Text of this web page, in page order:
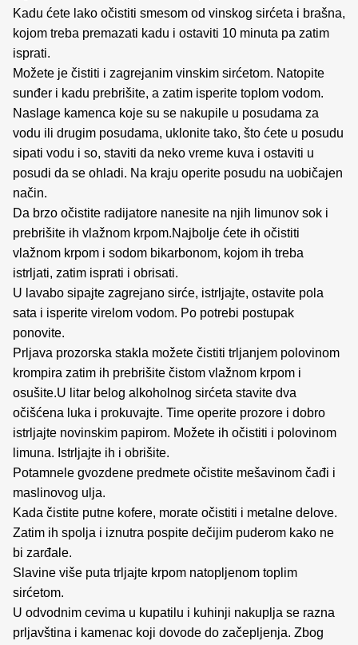
Kadu ćete lako očistiti smesom od vinskog sirćeta i brašna,
kojom treba premazati kadu i ostaviti 10 minuta pa zatim
isprati.
Možete je čistiti i zagrejanim vinskim sirćetom. Natopite
sunđer i kadu prebrišite, a zatim isperite toplom vodom.
Naslage kamenca koje su se nakupile u posudama za
vodu ili drugim posudama, uklonite tako, što ćete u posudu
sipati vodu i so, staviti da neko vreme kuva i ostaviti u
posudi da se ohladi. Na kraju operite posudu na uobičajen
način.
Da brzo očistite radijatore nanesite na njih limunov sok i
prebrišite ih vlažnom krpom.Najbolje ćete ih očistiti
vlažnom krpom i sodom bikarbonom, kojom ih treba
istrljati, zatim isprati i obrisati.
U lavabo sipajte zagrejano sirće, istrljajte, ostavite pola
sata i isperite virelom vodom. Po potrebi postupak
ponovite.
Prljava prozorska stakla možete čistiti trljanjem polovinom
krompira zatim ih prebrišite čistom vlažnom krpom i
osušite.U litar belog alkoholnog sirćeta stavite dva
očišćena luka i prokuvajte. Time operite prozore i dobro
istrljajte novinskim papirom. Možete ih očistiti i polovinom
limuna. Istrljajte ih i obrišite.
Potamnele gvozdene predmete očistite mešavinom čađi i
maslinovog ulja.
Kada čistite putne kofere, morate očistiti i metalne delove.
Zatim ih spolja i iznutra pospite dečijim puderom kako ne
bi zarđale.
Slavine više puta trljajte krpom natopljenom toplim
sirćetom.
U odvodnim cevima u kupatilu i kuhinji nakuplja se razna
prljavština i kamenac koji dovode do začepljenja. Zbog